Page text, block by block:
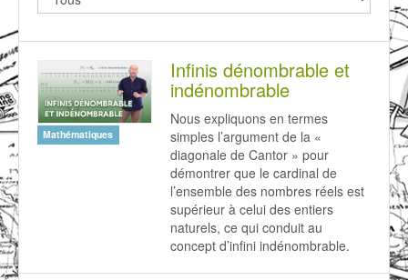
Mathématiques
Infinis dénombrable et
indénombrable
Nous expliquons en termes
simples l’argument de la «
diagonale de Cantor » pour
démontrer que le cardinal de
l’ensemble des nombres réels est
supérieur à celui des entiers
naturels, ce qui conduit au
concept d’infini indénombrable.